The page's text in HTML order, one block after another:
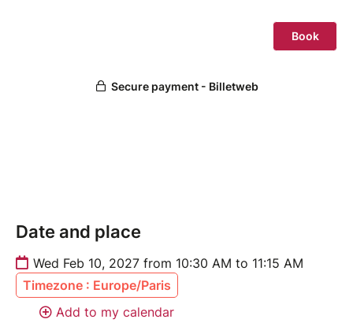
Date and place
Wed Feb 10, 2027 from 10:30 AM to 11:15 AM
Timezone : Europe/Paris
Add to my calendar